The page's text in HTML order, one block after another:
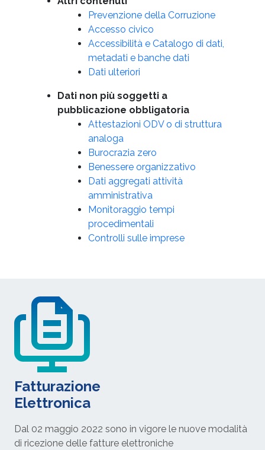
Prevenzione della Corruzione
Accesso civico
Accessibilità e Catalogo di dati,
metadati e banche dati
Dati ulteriori
Dati non più soggetti a
pubblicazione obbligatoria
Attestazioni ODV o di struttura
analoga
Burocrazia zero
Benessere organizzativo
Dati aggregati attività
amministrativa
Monitoraggio tempi
procedimentali
Controlli sulle imprese
Fatturazione
Elettronica
Dal 02 maggio 2022 sono in vigore le nuove modalità
di ricezione delle fatture elettroniche